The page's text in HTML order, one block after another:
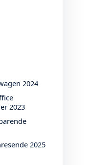
2024
2023
2025